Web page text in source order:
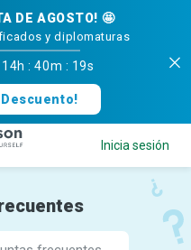
DE AGOSTO! 🤩
y diplomaturas
14h :40m : 18s
Inicia sesión